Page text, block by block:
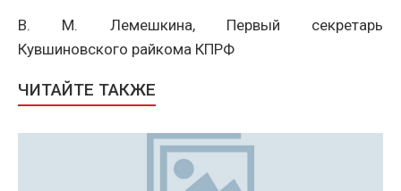
В. М. Лемешкина, Первый секретарь
Кувшиновского райкома КПРФ
ЧИТАЙТЕ ТАКЖЕ